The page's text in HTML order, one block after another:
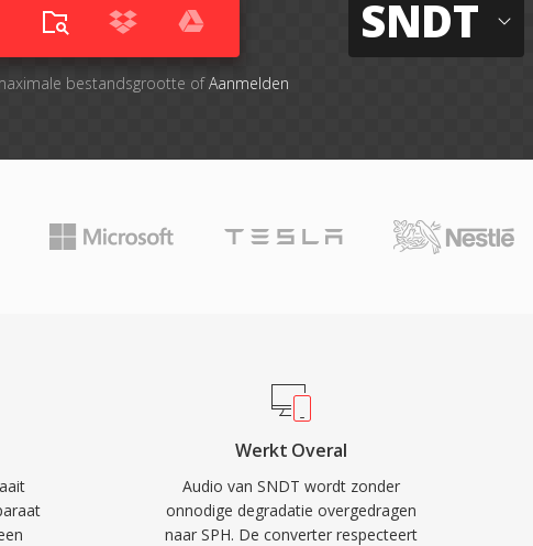
bestandsgrootte ofAanmelden
SNDT
Werkt Overal
Audio van SNDT wordt zonder
onnodige degradatie overgedragen
naar SPH. De converter respecteert